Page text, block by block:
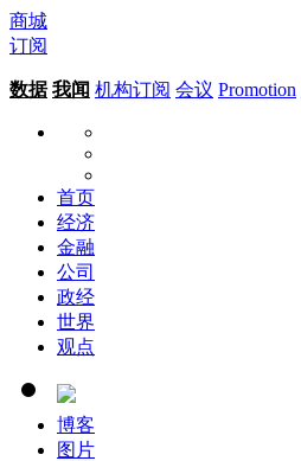
商城
订阅
数据 我闻 机构订阅 会议 Promotion
首页
经济
金融
公司
政经
世界
观点
博客
图片